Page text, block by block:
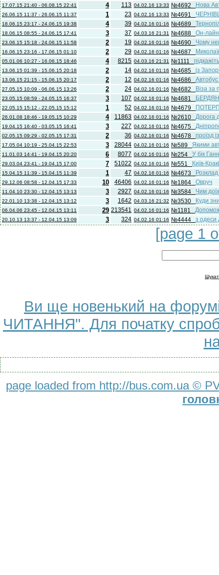
17.07.15 21:40 - 06.08.15 22:41 4 113 04.02.16 13:33 №4692 Нова
26.06.15 11:37 - 26.06.15 11:37 1 23 04.02.16 13:33 №4691
18.06.15 23:17 - 24.06.15 19:38 4 39 04.02.16 01:16 №4689
18.06.15 08:55 - 24.06.15 17:41 3 37 04.03.16 21:31 №4688 Он-
23.06.15 15:18 - 24.06.15 11:58 2 19 04.02.16 01:16 №4690 Чому
16.06.15 23:16 - 17.06.15 01:10 2 29 04.02.16 01:16 №4687
05.01.06 10:27 - 16.06.15 18:46 4 8215 04.03.16 21:31 №1111
13.06.15 01:39 - 15.06.15 20:18 2 14 04.02.16 01:16 №4685 із
13.06.15 21:15 - 15.06.15 20:17 2 12 04.02.16 01:16 №4686
27.05.15 10:09 - 06.06.15 13:26 2 24 04.02.16 01:16 №4682 Віза за
23.05.15 08:59 - 24.05.15 16:37 3 107 04.02.16 01:16 №4681
22.05.15 15:12 - 22.05.15 15:12 1 52 04.02.16 01:16 №4679
26.01.08 18:46 - 19.05.15 10:29 4 11863 04.02.16 01:16 №2610 Дорога
19.04.15 16:40 - 03.05.15 16:41 3 227 04.02.16 01:16 №4675
02.05.15 09:29 - 02.05.15 17:31 2 36 04.02.16 01:16 №4678 проїзд
17.05.04 10:19 - 25.04.15 22:53 3 28044 04.02.16 01:16 №589 Якими
11.01.03 14:41 - 19.04.15 20:20 6 8077 04.02.16 01:16 №254 У бік
29.03.04 23:41 - 19.04.15 17:00 7 51022 04.02.16 01:16 №551 Київ-
15.04.15 11:39 - 15.04.15 11:39 1 47 04.02.16 01:16 №4673
29.12.06 08:58 - 12.04.15 17:33 10 46406 04.02.16 01:16 №1864 Овруч
11.04.10 23:30 - 12.04.15 13:13 3 2927 04.02.16 01:16 №3584 Чим
22.01.10 13:38 - 12.04.15 13:12 3 1642 04.03.16 21:32 №3530 Куди
06.04.06 23:45 - 12.04.15 13:11 29 213541 04.02.16 01:16 №1181
20.10.13 13:37 - 12.04.15 13:09 3 324 04.02.16 01:16 №4444 з одеси
[page 1
Ви ще новенький на
ЧИТАННЯ". Для початку
page loaded from http://bus.com.ua ©